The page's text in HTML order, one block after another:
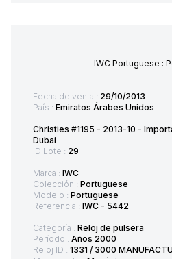
IWC Portuguese :
Fecha de venta : 29/10/2013
País : Emiratos Árabes Unidos
Christies #1195 - 2013-10 -
Dubai
ID Lote : 29
Marca : IWC
Colección : Portuguese
Modelo : Portuguese
Referencia : IWC - 5442
Categoría : Reloj de pulsera
Período : Años 2000
Reloj ID : 1331 / 3000